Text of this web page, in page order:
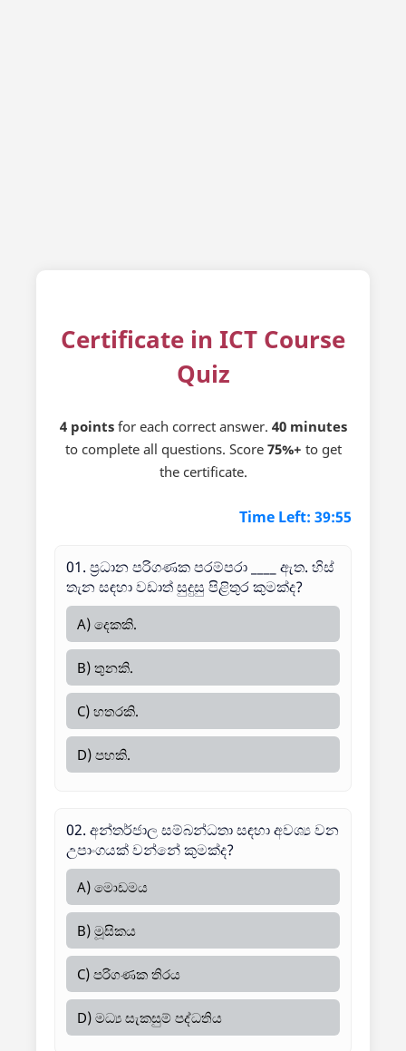
Certificate in ICT Course
Quiz
4 pointsfor each correct answer. 40 minutes
to complete all questions. Score 75%+ to get
the certificate.
Time Left: 39:54
01. ප්‍රධාන පරිගණක පරම්පරා ____ ඇත. හිස්
තැන සඳහා වඩාත් සුදුසු පිළිතුර කුමක්ද?
A) දෙකකි.
B) තුනකි.
C) හතරකි.
D) පහකි.
02. අන්තර්ජාල සම්බන්ධතා සඳහා අවශ්‍ය වන
උපාංගයක් වන්නේ කුමක්ද?
A) මොඩමය
B) මූසිකය
C) පරිගණක තිරය
D) මධ්‍ය සැකසුම් පද්ධතිය